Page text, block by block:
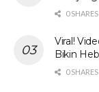
0 SHARES
Viral!
Bikin
0 SHARES